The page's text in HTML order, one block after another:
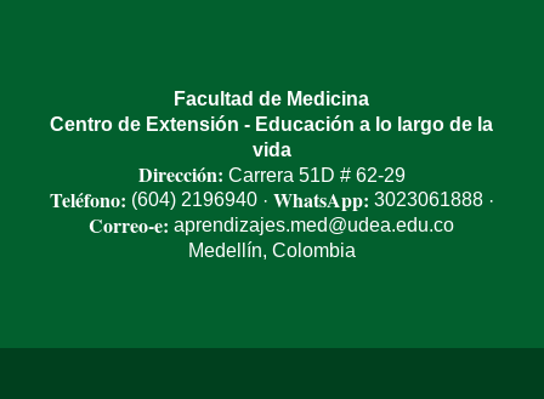
Facultad de Medicina
Centro de Extensión - Educación a lo largo de la
vida
Dirección: Carrera 51D # 62-29
Teléfono: (604) 2196940· WhatsApp: 3023061888·
Correo-e: aprendizajes.med@udea.edu.co
Medellín, Colombia